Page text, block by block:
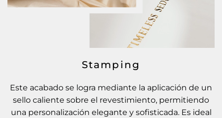
Stamping
Este acabado se logra mediante la aplicación de un
sello caliente sobre el revestimiento, permitiendo
una personalización elegante y sofisticada. Es ideal